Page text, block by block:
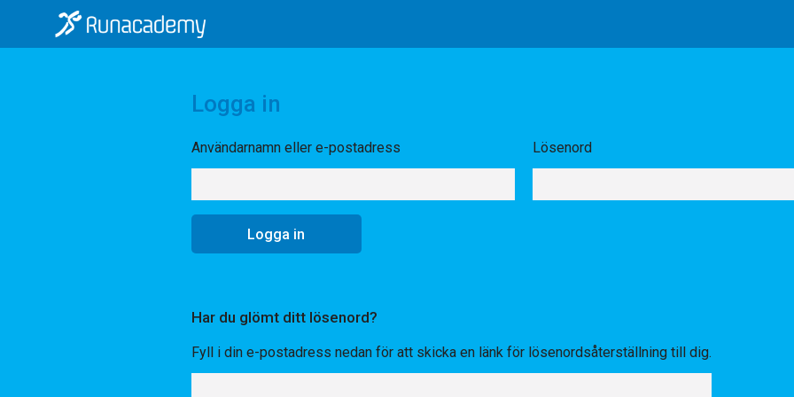
Logga in
Användarnamn eller e-postadress Lösenord
Har du glömt ditt lösenord?
Fyll i din e-postadress nedan för att skicka en länk för lösenordsåterställning till dig.